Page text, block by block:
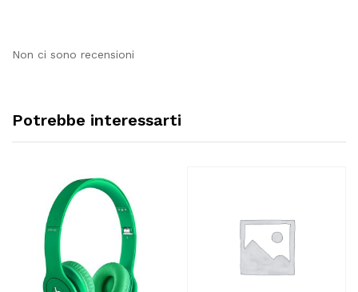
Non ci sono recensioni
Potrebbe interessarti